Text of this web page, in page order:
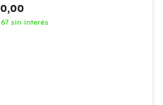
sin interés